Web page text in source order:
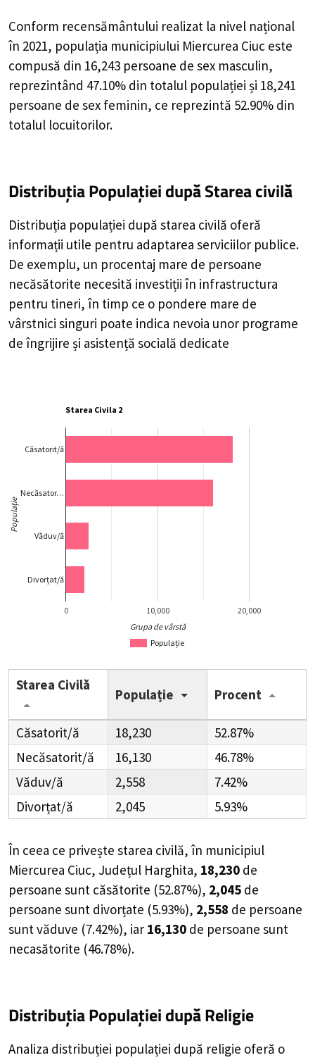
Conform recensământului realizat la nivel național
în 2021, populația municipiului Miercurea Ciuc este
compusă din 16,243 persoane de sex masculin,
reprezintând 47.10% din totalul populației și 18,241
persoane de sex feminin, ce reprezintă 52.90% din
totalul locuitorilor.
Distribuția Populațieidupă Starea civilă
Distribuția populației după starea civilă oferă
informații utile pentru adaptarea serviciilor publice.
De exemplu, un procentaj mare de persoane
necăsătorite necesită investiții în infrastructura
pentru tineri, în timp ce o pondere mare de
vârstnici singuri poate indica nevoia unor programe
de îngrijire și asistență socială dedicate
Starea Civila 2
Populație
0 10,000 20,000
Căsatorit/ă
Necăsator…
Văduv/ă
Divorțat/ă
Grupa de vârstă
Populație
Starea Civilă
Populație Procent
Căsatorit/ă 18,230
52.87%
Necăsatorit/ă
16,130
46.78%
Văduv/ă
2,558
7.42%
Divorțat/ă
2,045 5.93%
În ceea ce privește starea civilă, în municipiul
Miercurea Ciuc, Județul Harghita, 18,230 de
persoane sunt căsătorite (52.87%), 2,045 de
persoane sunt divorțate (5.93%), 2,558 de persoane
sunt văduve (7.42%), iar 16,130 de persoane sunt
necasătorite (46.78%).
Distribuția Populațieidupă Religie
Analiza distribuției populației după religie oferă o